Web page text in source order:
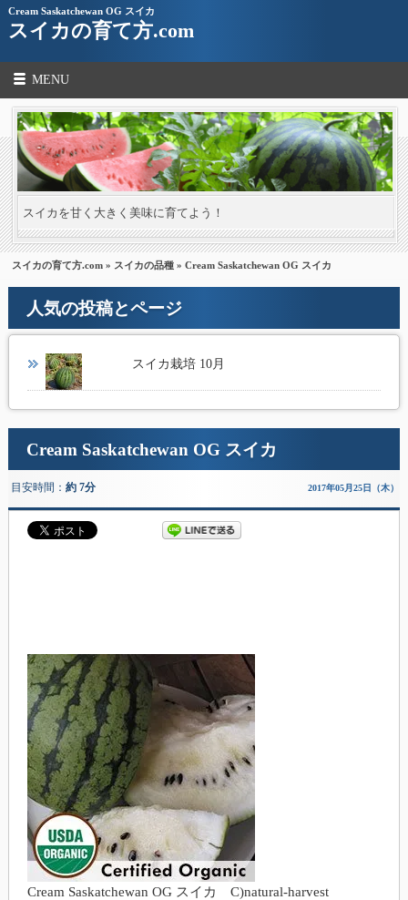
Cream Saskatchewan OG スイカ
スイカの育て方.com
MENU
スイカを甘く大きく美味に育てよう！
スイカの育て方.com » スイカの品種 » Cream Saskatchewan OG スイカ
人気の投稿とページ
スイカ栽培 10月
Cream Saskatchewan OG スイカ
目安時間： 約 7分 2017年05月25日（木）
Cream Saskatchewan OG スイカ C)natural-harvest